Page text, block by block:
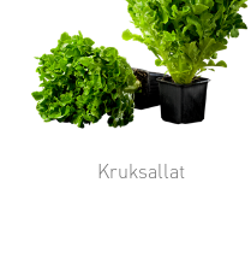
Kruksallat